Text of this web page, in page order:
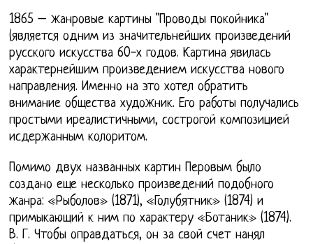
1865 – жанровые картины "Проводы покойника"
(является одним из значительнейших произведений
русского искусства 60-х годов. Картина явилась
характернейшим произведением искусства нового
направления. Именно на это хотел обратить
внимание общества художник. Его работы получались
простыми иреалистичными, сострогой композицией
исдержанным колоритом.
Помимо двух названных картин Перовым было
создано еще несколько произведений подобного
жанра: «Рыболов» (1871), «Голубятник» (1874) и
примыкающий к ним по характеру «Ботаник» (1874).
В. Г. Чтобы оправдаться, он за свой счет нанял